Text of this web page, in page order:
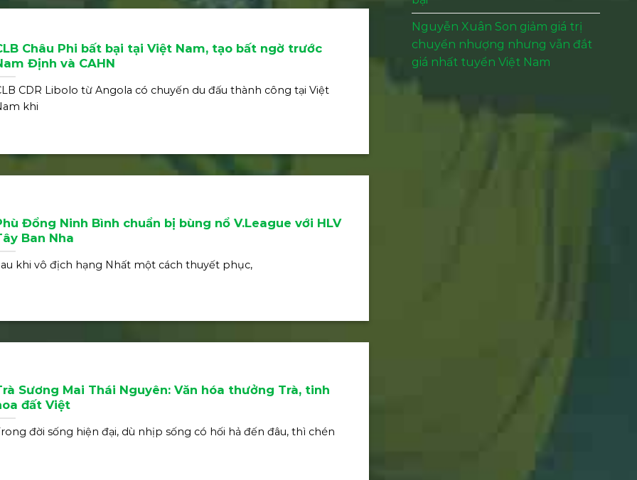
Châu Phi bất bại tại Việt Nam, tạo bất ngờ trước
Định và CAHN
CDR Libolo từ Angola có chuyến du đấu thành công tại Việt
khi
Đổng Ninh Bình chuẩn bị bùng nổ V.League với HLV
Ban Nha
khi vô địch hạng Nhất một cách thuyết phục,
Sương Mai Thái Nguyên: Văn hóa thưởng Trà, tinh
đất Việt
đời sống hiện đại, dù nhịp sống có hối hả đến đâu, thì chén
Nguyễn Xuân Son giảm giá trị
chuyển nhượng nhưng vẫn đắt
giá nhất tuyển Việt Nam